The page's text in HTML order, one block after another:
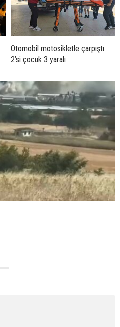
Otomobil motosikletle çarpıştı:
2’si çocuk 3 yaralı